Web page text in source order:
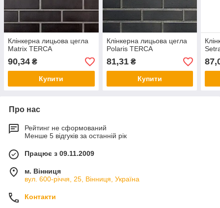
Клінкерна лицьова цегла
Matrix TERCA
90,34 ₴
Купити
Клінкерна лицьова цегла
Polaris TERCA
81,31₴
Купити
Про нас
Рейтинг не сформований
Менше 5 відгуків за останній рік
Працює з 09.11.2009
м. Вінниця
вул. 600-річчя, 25, Вінниця, Україна
Контакти